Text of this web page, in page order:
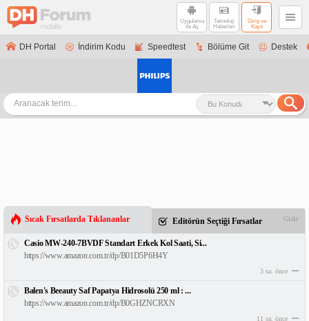
Uygulama
ile Aç
Teknoloji
Haberleri
Giriş ve
Kayıt
DH Portal İndirim Kodu Speedtest Bölüme Git Destek
Sıcak Fırsatlarda Tıklananlar Editörün Seçtiği Fırsatlar Gizle
Casio MW-240-7BVDF Standart Erkek Kol Saati, Si...
https://www.amazon.com.tr/dp/B01D5P6H4Y
3 sa. önce
Balen's Beeauty Saf Papatya Hidrosolü 250 ml : ...
https://www.amazon.com.tr/dp/B0GHZNCRXN
11 sa. önce